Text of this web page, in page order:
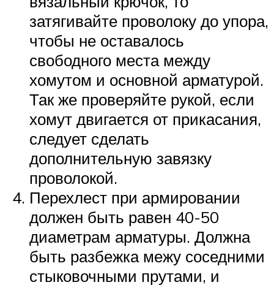
затягивайте проволоку до упора,
чтобы не оставалось
свободного места между
хомутом и основной арматурой.
Так же проверяйте рукой, если
хомут двигается от прикасания,
следует сделать
дополнительную завязку
проволокой.
Перехлест при армировании
должен быть равен 40-50
диаметрам арматуры. Должна
быть разбежка межу соседними
стыковочными прутами, и